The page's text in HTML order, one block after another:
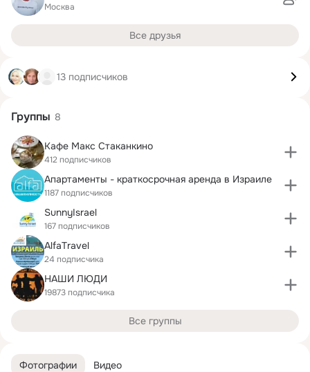
Фотографии Видео
Москва
Все друзья
13 подписчиков
Группы 8
Кафе Макс Стаканкино
412 подписчиков
Апартаменты - краткосрочная аренда в Израиле
1187 подписчиков
SunnyIsrael
167 подписчиков
AlfaTravel
24 подписчика
НАШИ ЛЮДИ
19873 подписчика
Все группы